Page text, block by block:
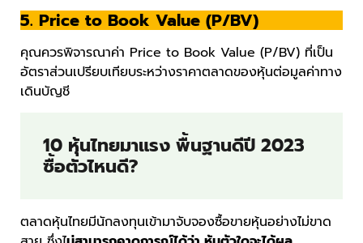
5. Price to Book Value (P/BV)
คุณควรพิจารณาค่า Price to Book Value (P/BV) ที่เป็น
อัตราส่วนเปรียบเทียบระหว่างราคาตลาดของหุ้นต่อมูลค่าทาง
เดินบัญชี
10 หุ้นไทยมาแรง พื้นฐานดีปี 2023
ซื้อตัวไหนดี?
ตลาดหุ้นไทยมีนักลงทุนเข้ามาจับจองซื้อขายหุ้นอย่างไม่ขาด